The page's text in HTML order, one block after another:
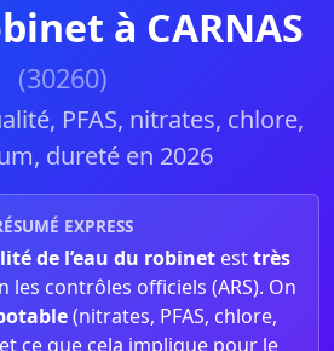
à CARNAS
(30260)
PFAS, nitrates, chlore,
dureté en 2026
EXPRESS
de l’eau du robinetesttrès
les contrôles officiels (ARS). On
(nitrates, PFAS, chlore,
ce que cela implique pour le